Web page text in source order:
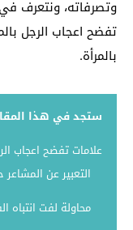
وتصرفاته، ونتعرف
تفضح اعجاب الرجل
بالمرأة.
ستجد في هذا
علامات تفضح اعجاب
التعبير عن المشاعر
محاولة لفت انتباه